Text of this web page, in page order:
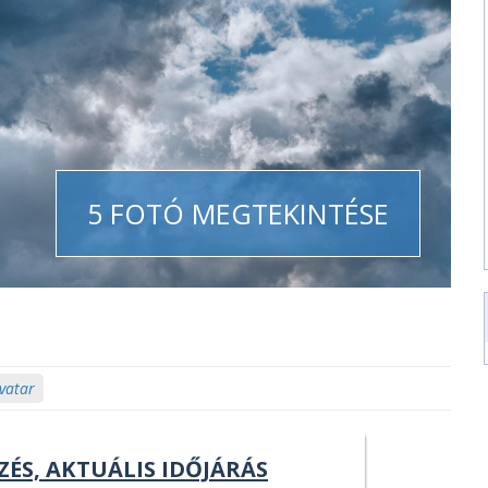
5 FOTÓ MEGTEKINTÉSE
AKTUÁLIS IDŐJÁRÁS